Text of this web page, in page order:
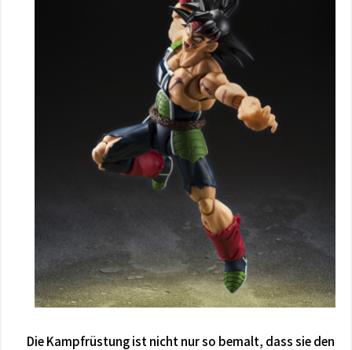
Die Kampfrüstung ist nicht nur so bemalt, dass sie den